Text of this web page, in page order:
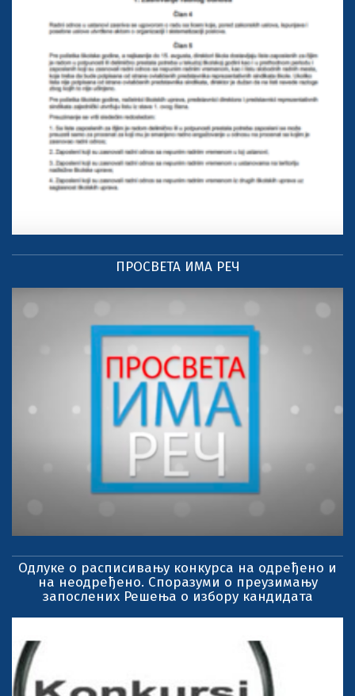
ПРОСВЕТА ИМА РЕЧ
Одлуке о расписивању конкурса на одређено и
на неодређено. Споразуми о преузимању
запослених Решења о избору кандидата